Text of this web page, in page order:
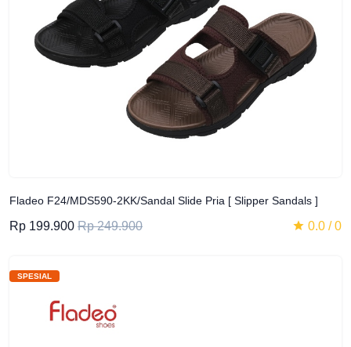
Fladeo F24/MDS590-2KK/Sandal Slide Pria [ Slipper Sandals ]
Rp 199.900 Rp 249.900 0.0 / 0
SPESIAL